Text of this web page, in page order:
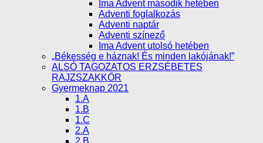
Ima Advent második hetében
Adventi foglalkozás
Adventi naptár
Adventi színező
Ima Advent utolsó hetében
„Békesség e háznak! És minden lakójának!”
ALSÓ TAGOZATOS ERZSÉBETES
RAJZSZAKKÖR
Gyermeknap 2021
1.A
1.B
1.C
2.A
2.B